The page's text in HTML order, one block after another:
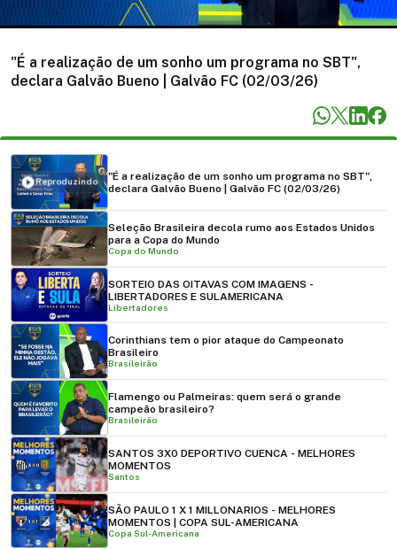
"É a realização de um sonho um programa no SBT",
declara Galvão Bueno | Galvão FC (02/03/26)
Reproduzindo
"É a realização de um sonho um programa no SBT",
declara Galvão Bueno | Galvão FC (02/03/26)
Seleção Brasileira decola rumo aos Estados Unidos
para a Copa do Mundo
Copa do Mundo
SORTEIO DAS OITAVAS COM IMAGENS -
LIBERTADORES E SULAMERICANA
Libertadores
Corinthians tem o pior ataque do Campeonato
Brasileiro
Brasileirão
Flamengo ou Palmeiras: quem será o grande
campeão brasileiro?
Brasileirão
SANTOS 3X0 DEPORTIVO CUENCA - MELHORES
MOMENTOS
Santos
SÃO PAULO 1 X 1 MILLONARIOS - MELHORES
MOMENTOS | COPA SUL-AMERICANA
Copa Sul-Americana